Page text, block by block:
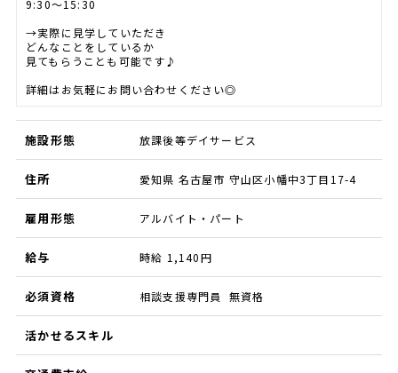
9:30～15:30
→実際に見学していただき
どんなことをしているか
見てもらうことも可能です♪
詳細はお気軽にお問い合わせください◎
施設形態 放課後等デイサービス
住所 愛知県 名古屋市 守山区小幡中3丁目17-4
雇用形態 アルバイト・パート
給与 時給 1,140円
必須資格 相談支援専門員 無資格
活かせるスキル